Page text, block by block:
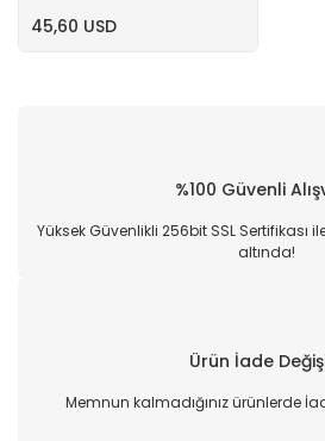
45,60 USD
%100 Güvenli
Yüksek Güvenlikli 256bit SSL Sertifikası
altında!
Ürün İade
Memnun kalmadığınız ürünlerde